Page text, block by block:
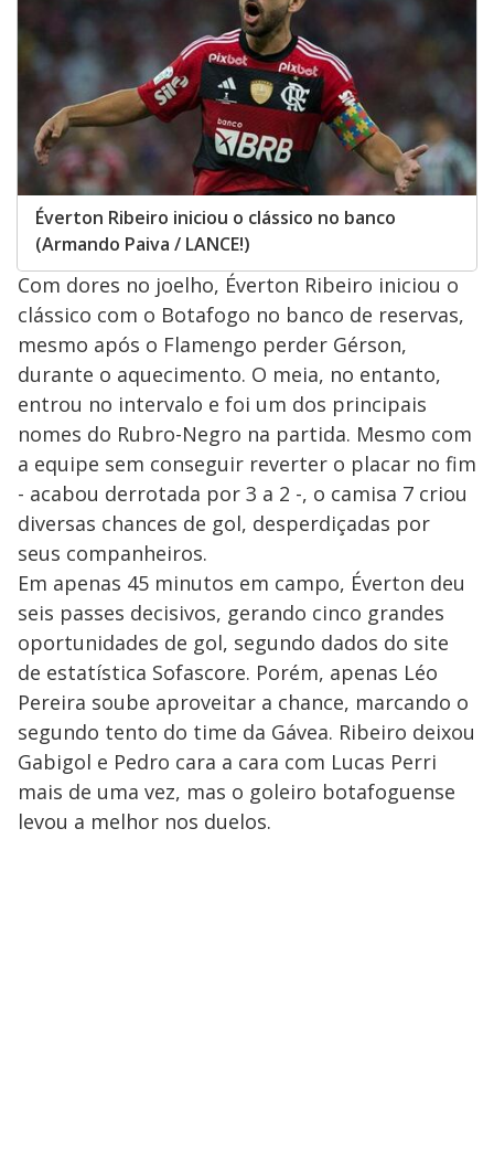
Éverton Ribeiro iniciou o clássico no banco
(Armando Paiva / LANCE!)
Com dores no joelho, Éverton Ribeiro iniciou o
clássico com o Botafogo no banco de reservas,
mesmo após o Flamengo perder Gérson,
durante o aquecimento. O meia, no entanto,
entrou no intervalo e foi um dos principais
nomes do Rubro-Negro na partida. Mesmo com
a equipe sem conseguir reverter o placar no fim
- acabou derrotada por 3 a 2 -, o camisa 7 criou
diversas chances de gol, desperdiçadas por
seus companheiros.
Em apenas 45 minutos em campo, Éverton deu
seis passes decisivos, gerando cinco grandes
oportunidades de gol, segundo dados do site
de estatística Sofascore. Porém, apenas Léo
Pereira soube aproveitar a chance, marcando o
segundo tento do time da Gávea. Ribeiro deixou
Gabigol e Pedro cara a cara com Lucas Perri
mais de uma vez, mas o goleiro botafoguense
levou a melhor nos duelos.